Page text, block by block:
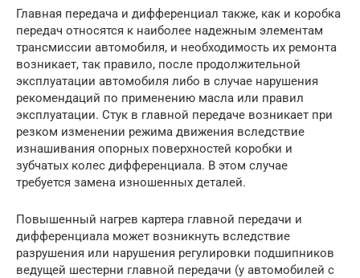
Главная передача и дифференциал также, как и коробка
передач относятся к наиболее надежным элементам
трансмиссии автомобиля, и необходимость их ремонта
возникает, так правило, после продолжительной
эксплуатации автомобиля либо в случае нарушения
рекомендаций по применению масла или правил
эксплуатации. Стук в главной передаче возникает при
резком изменении режима движения вследствие
изнашивания опорных поверхностей коробки и
зубчатых колес дифференциала. В этом случае
требуется замена изношенных деталей.
Повышенный нагрев картера главной передачи и
дифференциала может возникнуть вследствие
разрушения или нарушения регулировки подшипников
ведущей шестерни главной передачи (у автомобилей с